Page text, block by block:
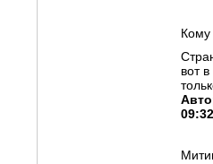
Кому
вот
09:32